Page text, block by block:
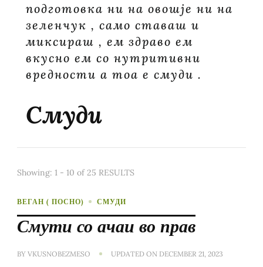
подготовка ни на овошје ни на
зеленчук , само ставаш и
миксираш , ем здраво ем
вкусно ем со нутритивни
вредности а тоа е смуди .
Смуди
Showing: 1 - 10 of 25 RESULTS
ВЕГАН ( ПОСНО) СМУДИ
Смути со ачаи во прав
BY VKUSNOBEZMESO UPDATED ON DECEMBER 21, 2023